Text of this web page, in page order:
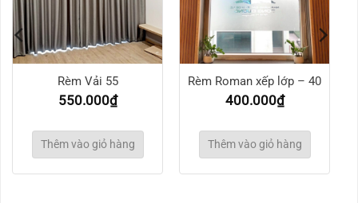
Rèm Vải 55
550.000₫
Thêm vào giỏ hàng
Rèm Roman xếp lớp – 40
400.000₫
Thêm vào giỏ hàng